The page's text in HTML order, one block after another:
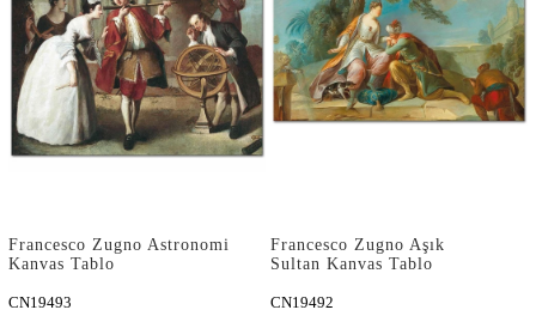
Francesco Zugno Astronomi
Kanvas Tablo
CN19493
Francesco Zugno Aşık
Sultan Kanvas Tablo
CN19492